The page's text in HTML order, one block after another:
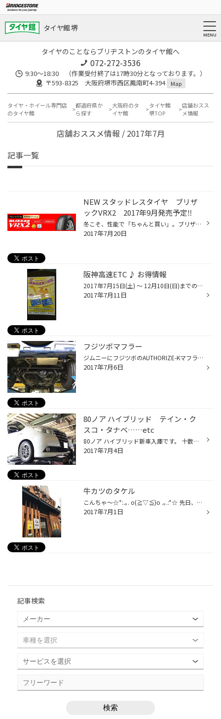
タイヤ館 堺
タイヤのことならブリヂストンのタイヤ館へ
072-272-3536
9:30〜18:30 （作業受付終了は17時30分となっております。）
〒593-8325 大阪府堺市西区鳳南町4-394
Map
タイヤ・ホイール専門店
のタイヤ館
都道府県か
ら探す
大阪府のタ
イヤ館
タイヤ館
堺TOP
店舗おスス
メ情報
店舗おススメ情報 / 2017年7月
記事一覧
NEW スタッドレスタイヤ ブリザ
ックVRX2 2017年9月発売予定‼
冬こそ、性能で「ちゃんと買い」。ブリザックVRX2 誕生 ①「アクティブ発泡ゴム2」でしっかり止まる、曲がる。 ② 新「非対称パタン」でしっかり止まる、曲がる。 ③さらに「静かに」、さらに「長持ち」。さまざまな冬道を快適に！ 詳しくは、ブリヂストンホームページをご覧ください。
2017年7月20日
阪神高速ETC ♪ お得情報
2017年7月15日(土) ～ 12月10日(日)までの土日祝日限定ですが ご利用前のWEB申し込みで､阪神高速ETC乗り放題のキャンペーンが 始まります。 夏休みもお得に､車でお出かけしませんか?! 詳しくは専用WEB 「 阪神高速企画割引 」で検索してみて下さい ♪
2017年7月11日
フジツボマフラー
ジムニーにフジツボのAUTHORIZE-Kマフラーを装着させて頂きました。 音も大きすぎず、心地良い低音具合で大人な音を出してました。
2017年7月6日
80ノア ハイブリッド テイン・ク
スコ・タナベ……etc
80ノア ハイブリッド新車入庫です。 十数年お付き合いいただいているお客様。RGステップワゴンから乗り換えです。 ↑ホイールは、お客様がステップワゴン時から大変気に入られているエンケイRPF1。 タイヤサイズ変更し、新しくポテンザ アドレナリン RE003装着。 ↑タナベ フロント アンダーブレース ...
2017年7月4日
牛カツのタケル
こんちゃ〜☆*:.｡. o(≧▽≦)o .｡.:*☆ 先日、大阪日本橋に遊びに行きました(てか、奥さんの忘れ物を職場まで届けに行きました) 日本橋って電気街になるんですかね〜？どちらかというとアニメ関係のお店がいっぱいあるイメージが強くて、私にとっては嬉しすぎる場所、テンション上がりますね〜♪(*^^) そ...
2017年7月1日
記事検索